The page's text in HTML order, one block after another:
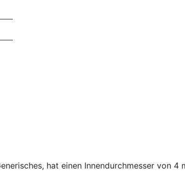
hat einen Innendurchmesser von